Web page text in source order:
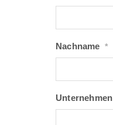
Nachname *
Unternehmen